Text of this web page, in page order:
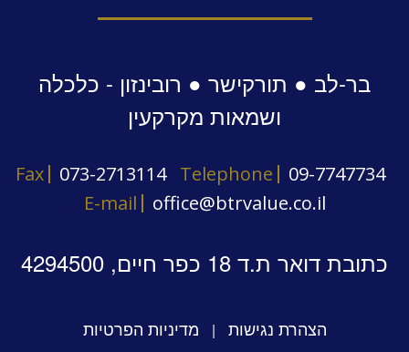
בר-לב ● תורקישר ● רובינזון - כלכלה
ושמאות מקרקעין
Fax 073-2713114 Telephone
09-7747734
E-mail
office@btrvalue.co.il
כתובת דואר ת.ד 18 כפר חיים, 4294500
הצהרת נגישות | מדיניות הפרטיות